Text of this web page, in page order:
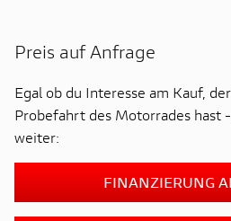
Preis auf Anfrage
Egal ob du Interesse am Kauf,
Probefahrt des Motorrades hast
weiter:
FINANZIERUNG